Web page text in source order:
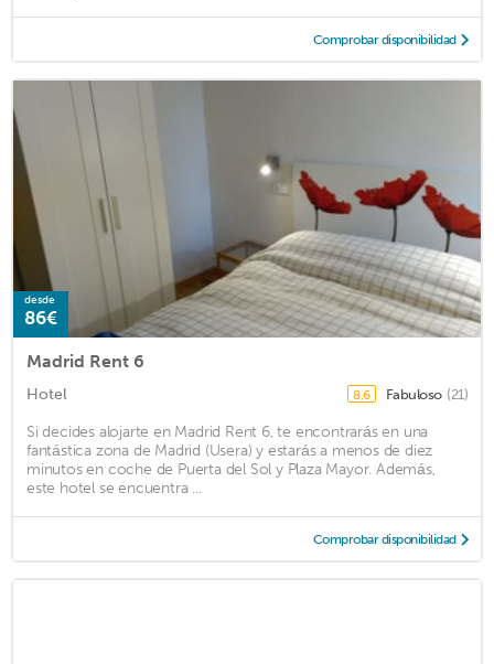
Comprobar disponibilidad
desde
86€
Madrid Rent 6
Hotel 8,6 Fabuloso (21)
Si decides alojarte en Madrid Rent 6, te encontrarás en una
fantástica zona de Madrid (Usera) y estarás a menos de diez
minutos en coche de Puerta del Sol y Plaza Mayor. Además,
este hotel se encuentra ...
Comprobar disponibilidad